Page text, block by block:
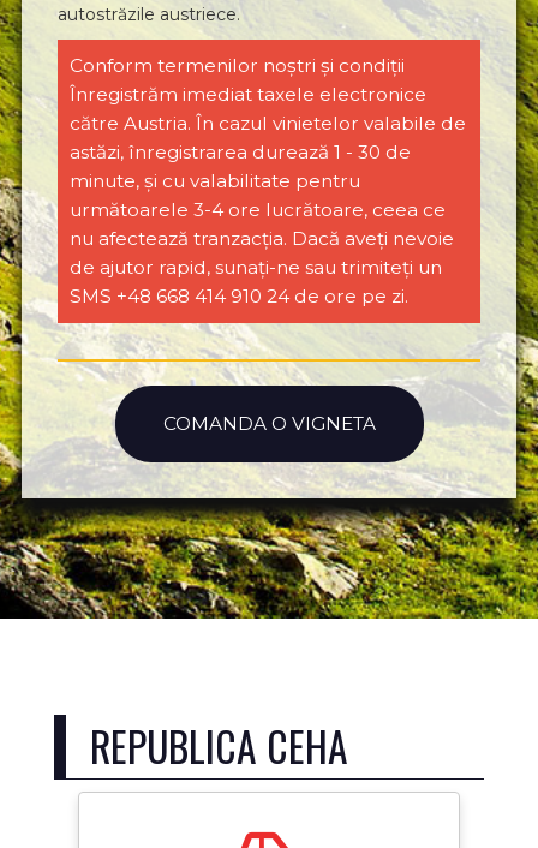
autostrăzile austriece.
Conform termenilor noștri și condiții
Înregistrăm imediat taxele electronice
către Austria. În cazul vinietelor valabile de
astăzi, înregistrarea durează 1 - 30 de
minute, și cu valabilitate pentru
următoarele 3-4 ore lucrătoare, ceea ce
nu afectează tranzacția. Dacă aveți nevoie
de ajutor rapid, sunați-ne sau trimiteți un
SMS +48 668 414 910 24 de ore pe zi.
COMANDA O VIGNETA
REPUBLICA CEHA